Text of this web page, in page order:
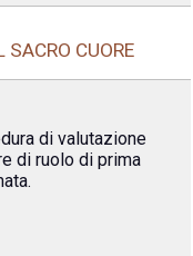
SACRO CUORE
di valutazione
di ruolo di prima